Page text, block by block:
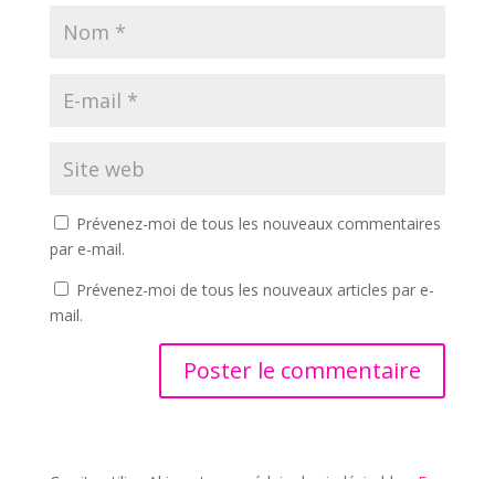
Prévenez-moi de tous les nouveaux commentaires
par e-mail.
Prévenez-moi de tous les nouveaux articles par e-
mail.